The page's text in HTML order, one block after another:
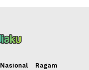
Nasional
Ragam